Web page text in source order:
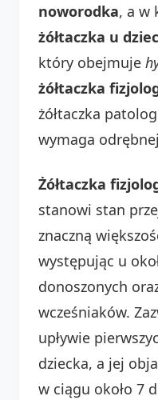
noworodka, a w
żółtaczka u
który obejmuje
żółtaczka
żółtaczka
wymaga
Żółtaczka
stanowi stan
znaczną
występując u
donoszonych
wcześniaków.
upływie
dziecka, a jej
w ciągu około 7